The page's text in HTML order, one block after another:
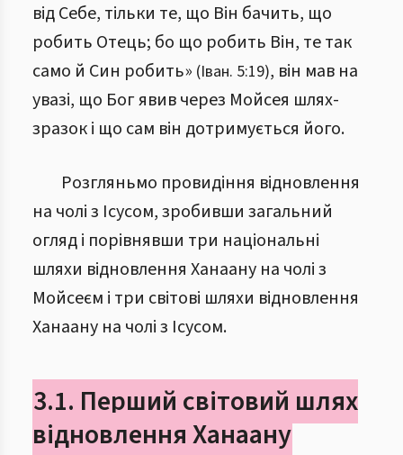
від Себе, тільки те, що Він бачить, що
робить Отець; бо що робить Він, те так
само й Син робить» (Іван. 5:19), він мав на
увазі, що Бог явив через Мойсея шлях-
зразок і що сам він дотримується його.
Розгляньмо провидіння відновлення
на чолі з Ісусом, зробивши загальний
огляд і порівнявши три національні
шляхи відновлення Ханаану на чолі з
Мойсеєм і три світові шляхи відновлення
Ханаану на чолі з Ісусом.
3.1. Перший світовий шлях
відновлення Ханаану